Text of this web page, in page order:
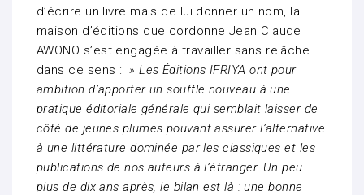
d’écrire un livre mais de lui donner un nom, la
maison d’éditions que cordonne Jean Claude
AWONO s’est engagée à travailler sans relâche
dans ce sens : » Les Éditions IFRIYA ont pour
ambition d’apporter un souffle nouveau à une
pratique éditoriale générale qui semblait laisser de
côté de jeunes plumes pouvant assurer l’alternative
à une littérature dominée par les classiques et les
publications de nos auteurs à l’étranger. Un peu
plus de dix ans après, le bilan est là : une bonne